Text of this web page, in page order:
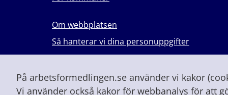
På arbetsformedlingen.se använder vi kakor
Vi använder också kakor för webbanalys för att
Om webbplatsen
Så hanterar vi dina personuppgifter
Lever du med våld i en nära relation?
Vid höjd beredskap och krig